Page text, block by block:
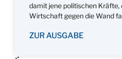
damit jene politischen Kräfte,
Wirtschaft gegen die Wand
ZUR AUSGABE